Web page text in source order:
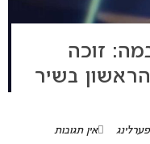
זוכה
הראשון בשיר
אין תגובות